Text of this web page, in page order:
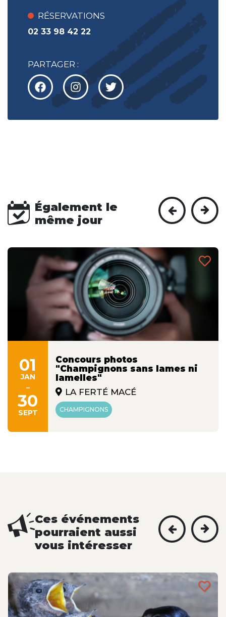
RÉSERVATIONS
02 33 98 42 22
PARTAGER :
Également le
même jour
01
JAN
-
30
SEPT
Concours photos
"Champignons sans lames ni
lamelles"
LA FERTÉ MACÉ
CHAMPIGNONS
Ces événements
pourraient aussi
vous intéresser